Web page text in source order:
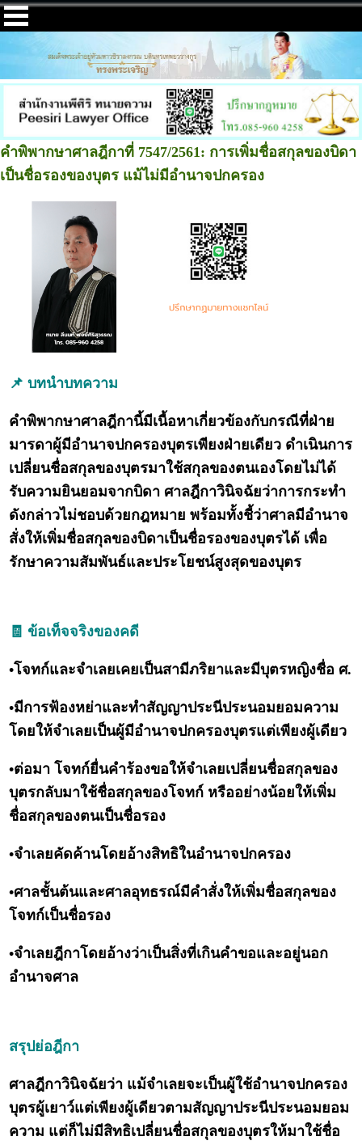
คำพิพากษาศาลฎีกาที่ 7547/2561: การเพิ่มชื่อสกุลของบิดา
เป็นชื่อรองของบุตร แม้ไม่มีอำนาจปกครอง
📌 บทนำบทความ
คำพิพากษาศาลฎีกานี้มีเนื้อหาเกี่ยวข้องกับกรณีที่ฝ่าย
มารดาผู้มีอำนาจปกครองบุตรเพียงฝ่ายเดียว ดำเนินการ
เปลี่ยนชื่อสกุลของบุตรมาใช้สกุลของตนเองโดยไม่ได้
รับความยินยอมจากบิดา ศาลฎีกาวินิจฉัยว่าการกระทำ
ดังกล่าวไม่ชอบด้วยกฎหมาย พร้อมทั้งชี้ว่าศาลมีอำนาจ
สั่งให้เพิ่มชื่อสกุลของบิดาเป็นชื่อรองของบุตรได้ เพื่อ
รักษาความสัมพันธ์และประโยชน์สูงสุดของบุตร
🧾 ข้อเท็จจริงของคดี
•โจทก์และจำเลยเคยเป็นสามีภริยาและมีบุตรหญิงชื่อ ศ.
•มีการฟ้องหย่าและทำสัญญาประนีประนอมยอมความ
โดยให้จำเลยเป็นผู้มีอำนาจปกครองบุตรแต่เพียงผู้เดียว
•ต่อมา โจทก์ยื่นคำร้องขอให้จำเลยเปลี่ยนชื่อสกุลของ
บุตรกลับมาใช้ชื่อสกุลของโจทก์ หรืออย่างน้อยให้เพิ่ม
ชื่อสกุลของตนเป็นชื่อรอง
•จำเลยคัดค้านโดยอ้างสิทธิในอำนาจปกครอง
•ศาลชั้นต้นและศาลอุทธรณ์มีคำสั่งให้เพิ่มชื่อสกุลของ
โจทก์เป็นชื่อรอง
•จำเลยฎีกาโดยอ้างว่าเป็นสิ่งที่เกินคำขอและอยู่นอก
อำนาจศาล
สรุปย่อฎีกา
ศาลฎีกาวินิจฉัยว่า แม้จำเลยจะเป็นผู้ใช้อำนาจปกครอง
บุตรผู้เยาว์แต่เพียงผู้เดียวตามสัญญาประนีประนอมยอม
ความ แต่ก็ไม่มีสิทธิเปลี่ยนชื่อสกุลของบุตรให้มาใช้ชื่อ